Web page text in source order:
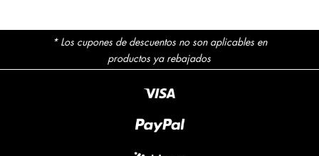
* Los cupones de descuentos no son aplicables en
productos ya rebajados